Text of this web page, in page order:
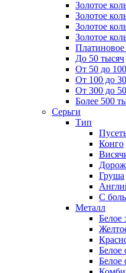
Золотое
Золотое
Золотое
Золотое
Платиновое
До 50 тысяч
От 50 до
От 100 до
От 300 до
Более 500
Серьги
Тип
Конго
Груша
С
Металл
Белое
Белое
Белое